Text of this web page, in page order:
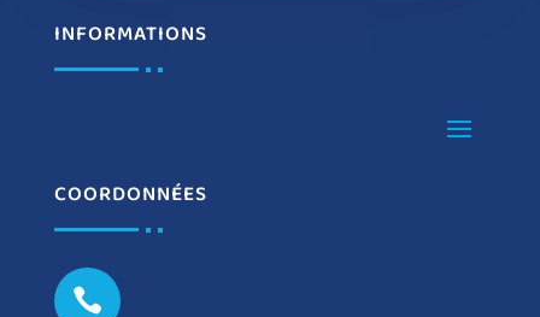
INFORMATIONS
COORDONNÉES
